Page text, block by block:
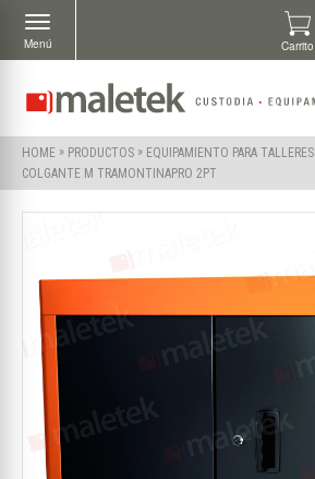
HOME » PRODUCTOS » EQUIPAMIENTO PARA TALLERES
COLGANTE M TRAMONTINAPRO 2PT
Menú Carrito